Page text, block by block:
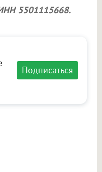
5501115668.
Подписаться